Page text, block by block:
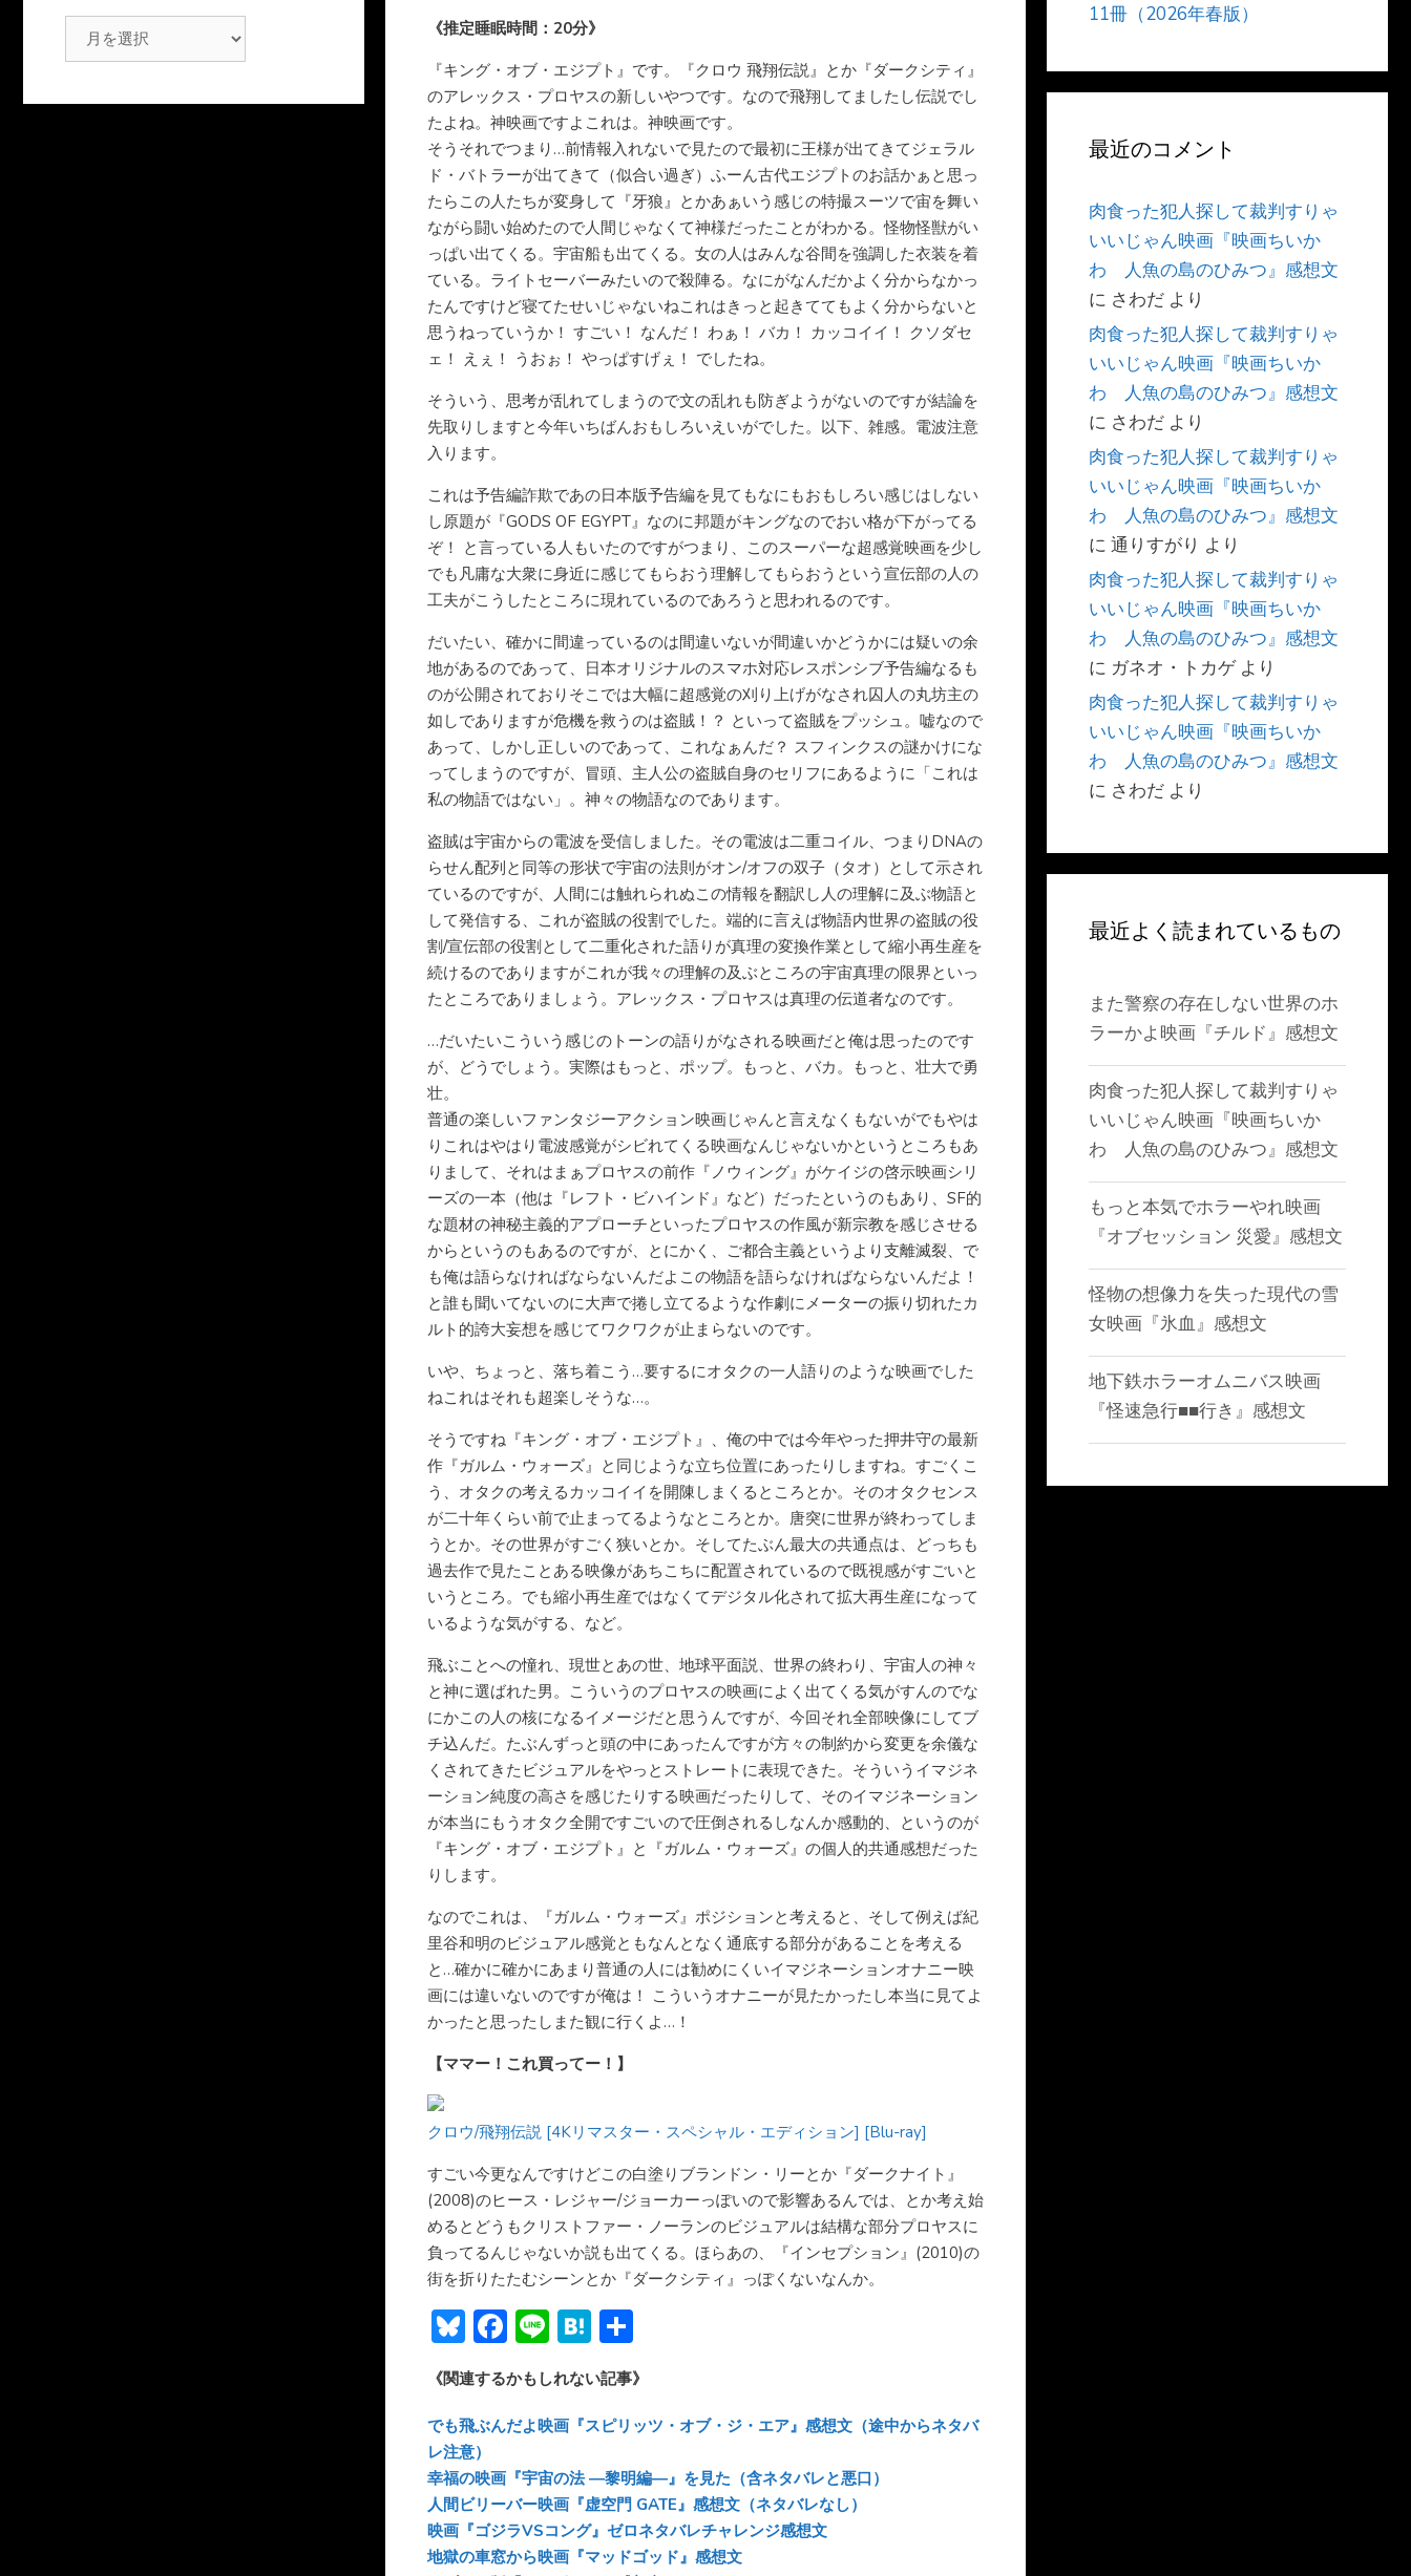
《推定睡眠時間：20分》
『キング・オブ・エジプト』です。『クロウ 飛翔伝説』とか『ダークシティ』
のアレックス・プロヤスの新しいやつです。なので飛翔してましたし伝説でし
たよね。神映画ですよこれは。神映画です。
そうそれでつまり…前情報入れないで見たので最初に王様が出てきてジェラル
ド・バトラーが出てきて（似合い過ぎ）ふーん古代エジプトのお話かぁと思っ
たらこの人たちが変身して『牙狼』とかあぁいう感じの特撮スーツで宙を舞い
ながら闘い始めたので人間じゃなくて神様だったことがわかる。怪物怪獣がい
っぱい出てくる。宇宙船も出てくる。女の人はみんな谷間を強調した衣装を着
ている。ライトセーバーみたいので殺陣る。なにがなんだかよく分からなかっ
たんですけど寝てたせいじゃないねこれはきっと起きててもよく分からないと
思うねっていうか！ すごい！ なんだ！ わぁ！ バカ！ カッコイイ！ クソダセ
ェ！ えぇ！ うおぉ！ やっぱすげぇ！ でしたね。
そういう、思考が乱れてしまうので文の乱れも防ぎようがないのですが結論を
先取りしますと今年いちばんおもしろいえいがでした。以下、雑感。電波注意
入ります。
これは予告編詐欺であの日本版予告編を見てもなにもおもしろい感じはしない
し原題が『GODS OF EGYPT』なのに邦題がキングなのでおい格が下がってる
ぞ！ と言っている人もいたのですがつまり、このスーパーな超感覚映画を少し
でも凡庸な大衆に身近に感じてもらおう理解してもらおうという宣伝部の人の
工夫がこうしたところに現れているのであろうと思われるのです。
だいたい、確かに間違っているのは間違いないが間違いかどうかには疑いの余
地があるのであって、日本オリジナルのスマホ対応レスポンシブ予告編なるも
のが公開されておりそこでは大幅に超感覚の刈り上げがなされ囚人の丸坊主の
如しでありますが危機を救うのは盗賊！？ といって盗賊をプッシュ。嘘なので
あって、しかし正しいのであって、これなぁんだ？ スフィンクスの謎かけにな
ってしまうのですが、冒頭、主人公の盗賊自身のセリフにあるように「これは
私の物語ではない」。神々の物語なのであります。
盗賊は宇宙からの電波を受信しました。その電波は二重コイル、つまりDNAの
らせん配列と同等の形状で宇宙の法則がオン/オフの双子（タオ）として示され
ているのですが、人間には触れられぬこの情報を翻訳し人の理解に及ぶ物語と
して発信する、これが盗賊の役割でした。端的に言えば物語内世界の盗賊の役
割/宣伝部の役割として二重化された語りが真理の変換作業として縮小再生産を
続けるのでありますがこれが我々の理解の及ぶところの宇宙真理の限界といっ
たところでありましょう。アレックス・プロヤスは真理の伝道者なのです。
…だいたいこういう感じのトーンの語りがなされる映画だと俺は思ったのです
が、どうでしょう。実際はもっと、ポップ。もっと、バカ。もっと、壮大で勇
壮。
普通の楽しいファンタジーアクション映画じゃんと言えなくもないがでもやは
りこれはやはり電波感覚がシビれてくる映画なんじゃないかというところもあ
りまして、それはまぁプロヤスの前作『ノウィング』がケイジの啓示映画シリ
ーズの一本（他は『レフト・ビハインド』など）だったというのもあり、SF的
な題材の神秘主義的アプローチといったプロヤスの作風が新宗教を感じさせる
からというのもあるのですが、とにかく、ご都合主義というより支離滅裂、で
も俺は語らなければならないんだよこの物語を語らなければならないんだよ！
と誰も聞いてないのに大声で捲し立てるような作劇にメーターの振り切れたカ
ルト的誇大妄想を感じてワクワクが止まらないのです。
いや、ちょっと、落ち着こう…要するにオタクの一人語りのような映画でした
ねこれはそれも超楽しそうな…。
そうですね『キング・オブ・エジプト』、俺の中では今年やった押井守の最新
作『ガルム・ウォーズ』と同じような立ち位置にあったりしますね。すごくこ
う、オタクの考えるカッコイイを開陳しまくるところとか。そのオタクセンス
が二十年くらい前で止まってるようなところとか。唐突に世界が終わってしま
うとか。その世界がすごく狭いとか。そしてたぶん最大の共通点は、どっちも
過去作で見たことある映像があちこちに配置されているので既視感がすごいと
いうところ。でも縮小再生産ではなくてデジタル化されて拡大再生産になって
いるような気がする、など。
飛ぶことへの憧れ、現世とあの世、地球平面説、世界の終わり、宇宙人の神々
と神に選ばれた男。こういうのプロヤスの映画によく出てくる気がすんのでな
にかこの人の核になるイメージだと思うんですが、今回それ全部映像にしてブ
チ込んだ。たぶんずっと頭の中にあったんですが方々の制約から変更を余儀な
くされてきたビジュアルをやっとストレートに表現できた。そういうイマジネ
ーション純度の高さを感じたりする映画だったりして、そのイマジネーション
が本当にもうオタク全開ですごいので圧倒されるしなんか感動的、というのが
『キング・オブ・エジプト』と『ガルム・ウォーズ』の個人的共通感想だった
りします。
なのでこれは、『ガルム・ウォーズ』ポジションと考えると、そして例えば紀
里谷和明のビジュアル感覚ともなんとなく通底する部分があることを考える
と…確かに確かにあまり普通の人には勧めにくいイマジネーションオナニー映
画には違いないのですが俺は！ こういうオナニーが見たかったし本当に見てよ
かったと思ったしまた観に行くよ…！
【ママー！これ買ってー！】
クロウ/飛翔伝説 [4Kリマスター・スペシャル・エディション] [Blu-ray]
すごい今更なんですけどこの白塗りブランドン・リーとか『ダークナイト』
(2008)のヒース・レジャー/ジョーカーっぽいので影響あるんでは、とか考え始
めるとどうもクリストファー・ノーランのビジュアルは結構な部分プロヤスに
負ってるんじゃないか説も出てくる。ほらあの、『インセプション』(2010)の
街を折りたたむシーンとか『ダークシティ』っぽくないなんか。
Bl
u
e
sk
y
F
ac
e
b
o
ok
Li
n
e
H
at
e
n
a
有
《関連するかもしれない記事》
でも飛ぶんだよ映画『スピリッツ・オブ・ジ・エア』感想文（途中からネタバ
レ注意）
幸福の映画『宇宙の法 ―黎明編―』を見た（含ネタバレと悪口）
人間ビリーバー映画『虚空門 GATE』感想文（ネタバレなし）
映画『ゴジラVSコング』ゼロネタバレチャレンジ感想文
地獄の車窓から映画『マッドゴッド』感想文
ー
11冊（2026年春版）
最近のコメント
肉食った犯人探して裁判すりゃ
いいじゃん映画『映画ちいか
わ 人魚の島のひみつ』感想文
に さわだ より
肉食った犯人探して裁判すりゃ
いいじゃん映画『映画ちいか
わ 人魚の島のひみつ』感想文
に さわだ より
肉食った犯人探して裁判すりゃ
いいじゃん映画『映画ちいか
わ 人魚の島のひみつ』感想文
に 通りすがり より
肉食った犯人探して裁判すりゃ
いいじゃん映画『映画ちいか
わ 人魚の島のひみつ』感想文
に ガネオ・トカゲより
肉食った犯人探して裁判すりゃ
いいじゃん映画『映画ちいか
わ 人魚の島のひみつ』感想文
に さわだ より
最近よく読まれているもの
また警察の存在しない世界のホ
ラーかよ映画『チルド』感想文
肉食った犯人探して裁判すりゃ
いいじゃん映画『映画ちいか
わ 人魚の島のひみつ』感想文
もっと本気でホラーやれ映画
『オブセッション 災愛』感想文
怪物の想像力を失った現代の雪
女映画『氷血』感想文
地下鉄ホラーオムニバス映画
『怪速急行■■行き』感想文